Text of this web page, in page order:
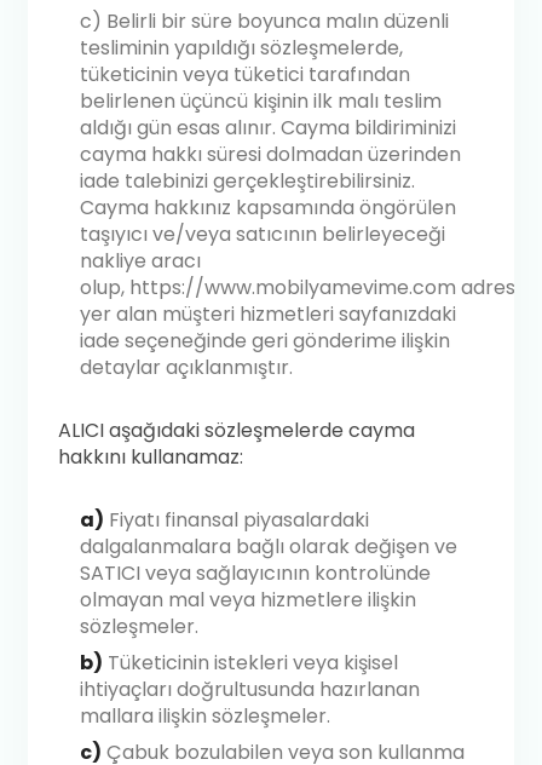
c) Belirli bir süre boyunca malın düzenli
tesliminin yapıldığı sözleşmelerde,
tüketicinin veya tüketici tarafından
belirlenen üçüncü kişinin ilk malı teslim
aldığı gün esas alınır. Cayma bildiriminizi
cayma hakkı süresi dolmadan üzerinden
iade talebinizi gerçekleştirebilirsiniz.
Cayma hakkınız kapsamında öngörülen
taşıyıcı ve/veya satıcının belirleyeceği
nakliye aracı
olup, https://www.mobilyamevime.com
yer alan müşteri hizmetleri sayfanızdaki
iade seçeneğinde geri gönderime ilişkin
detaylar açıklanmıştır.
ALICI aşağıdaki sözleşmelerde cayma
hakkını kullanamaz:
a) Fiyatı finansal piyasalardaki
dalgalanmalara bağlı olarak değişen ve
SATICI veya sağlayıcının kontrolünde
olmayan mal veya hizmetlere ilişkin
sözleşmeler.
b) Tüketicinin istekleri veya kişisel
ihtiyaçları doğrultusunda hazırlanan
mallara ilişkin sözleşmeler.
c) Çabuk bozulabilen veya son kullanma